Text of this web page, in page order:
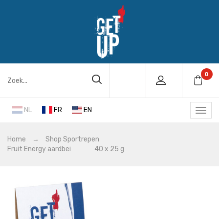
0
NL FR EN
Home → Shop Sportrepen
Fruit Energy aardbei 40 x 25 g